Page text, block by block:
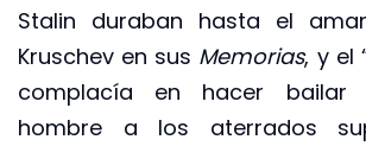
Stalin duraban hasta el
Kruschev en sus Memorias, y el
complacía en hacer bailar
hombre a los aterrados